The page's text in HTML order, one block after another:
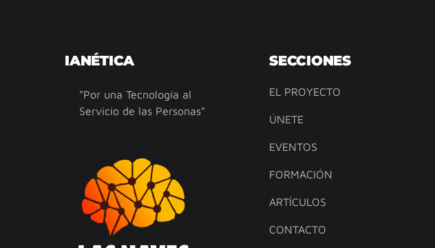
IANÉTICA
"Por una Tecnología al
Servicio de las Personas"
SECCIONES
EL PROYECTO
ÚNETE
EVENTOS
FORMACIÓN
ARTÍCULOS
CONTACTO